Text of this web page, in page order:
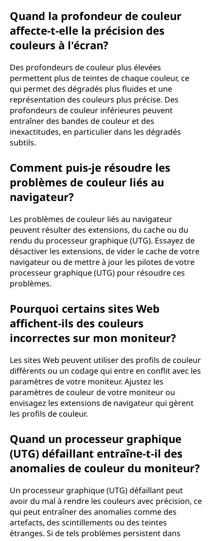
Quand la profondeur de couleur
affecte-t-elle la précision des
couleurs à l'écran?
Des profondeurs de couleur plus élevées
permettent plus de teintes de chaque couleur, ce
qui permet des dégradés plus fluides et une
représentation des couleurs plus précise. Des
profondeurs de couleur inférieures peuvent
entraîner des bandes de couleur et des
inexactitudes, en particulier dans les dégradés
subtils.
Comment puis-je résoudre les
problèmes de couleur liés au
navigateur?
Les problèmes de couleur liés au navigateur
peuvent résulter des extensions, du cache ou du
rendu du processeur graphique (UTG). Essayez de
désactiver les extensions, de vider le cache de votre
navigateur ou de mettre à jour les pilotes de votre
processeur graphique (UTG) pour résoudre ces
problèmes.
Pourquoi certains sites Web
affichent-ils des couleurs
incorrectes sur mon moniteur?
Les sites Web peuvent utiliser des profils de couleur
différents ou un codage qui entre en conflit avec les
paramètres de votre moniteur. Ajustez les
paramètres de couleur de votre moniteur ou
envisagez les extensions de navigateur qui gèrent
les profils de couleur.
Quand un processeur graphique
(UTG) défaillant entraîne-t-il des
anomalies de couleur du moniteur?
Un processeur graphique (UTG) défaillant peut
avoir du mal à rendre les couleurs avec précision, ce
qui peut entraîner des anomalies comme des
artefacts, des scintillements ou des teintes
étranges. Si de tels problèmes persistent dans